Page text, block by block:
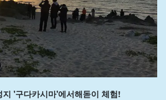
지 '구다카시마'에서해돋이 체험!